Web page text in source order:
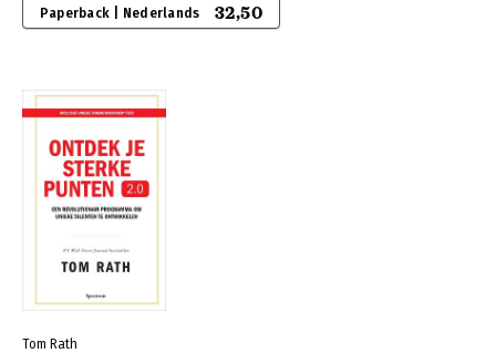
Paperback | Nederlands 32,50
Tom Rath